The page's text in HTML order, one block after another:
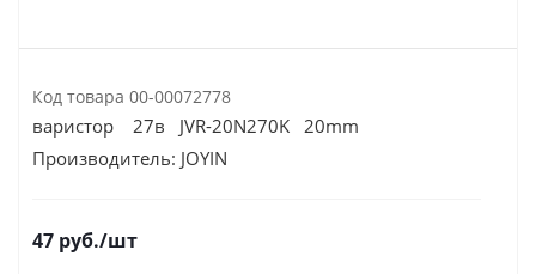
Код товара 00-00072778
варистор 27в JVR-20N270K 20mm
Производитель: JOYIN
47 руб./шт